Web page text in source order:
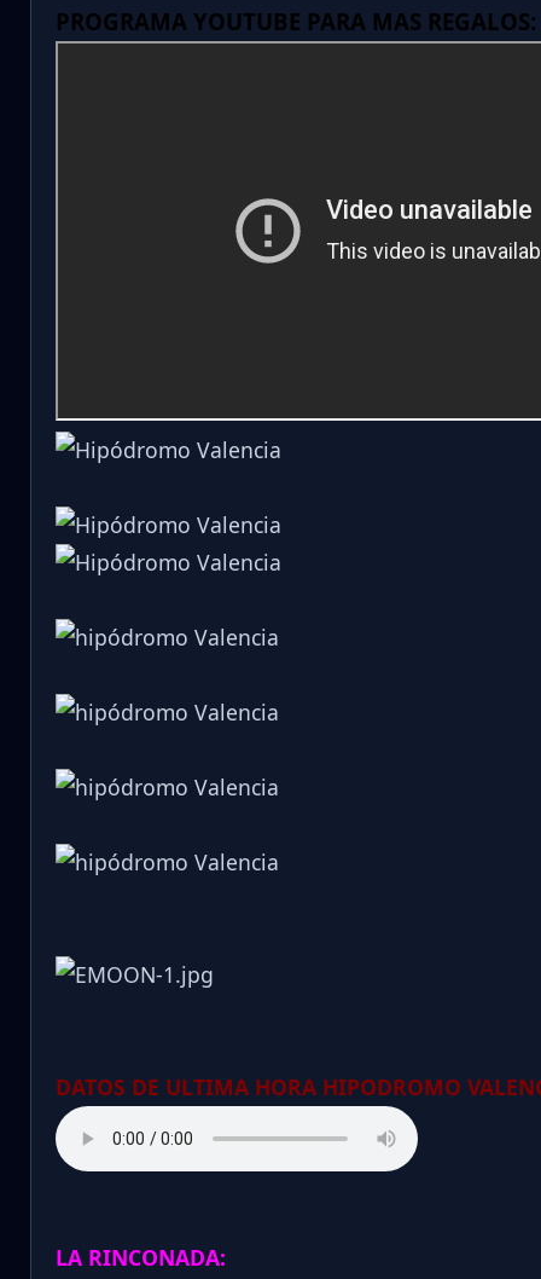
PROGRAMA YOUTUBE PARA MAS REGALOS:
DATOS DE ULTIMA HORA HIPODROMO
LA RINCONADA: